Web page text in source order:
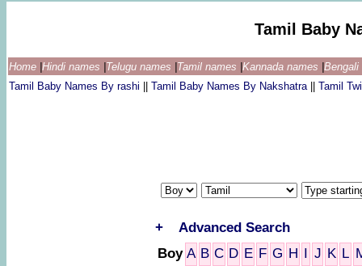
Tamil Baby
Home Hindi names Telugu names Tamil names Kannada names
Tamil Baby Names By rashi
Tamil Baby Names By Nakshatra Tamil
+
Advanced Search
Boy A B C D E F G H I J K L